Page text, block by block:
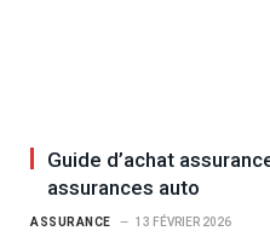
Guide d’achat
assurances auto
ASSURANCE 13 FÉVRIER 2026